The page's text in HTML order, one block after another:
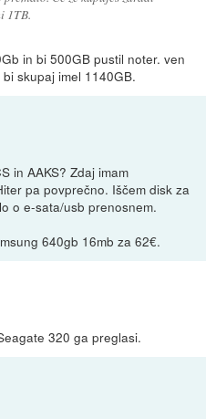
1TB.
in bi 500GB pustil noter. ven
skupaj imel 1140GB.
in AAKS? Zdaj imam
pa povprečno. Iščem disk za
o e-sata/usb prenosnem.
640gb 16mb za 62€.
320 ga preglasi.